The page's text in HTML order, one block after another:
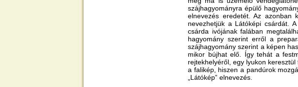
szájhagyományra épülő
elnevezés eredetét. Az azonban
nevezhetjük a Látóképi csárdát.
csárda ivójának falában
hagyomány szerint erről a
szájhagyomány szerint a képen
mikor bújhat elő. Így tehát a
rejtekhelyéről, egy lyukon
a falikép, hiszen a pandúrok
„Látókép” elnevezés.